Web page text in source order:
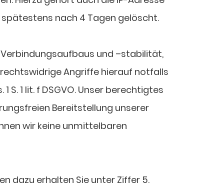
nach 4 Tagen gelöscht.
und –stabilität,
Angriffe hierauf notfalls
S. 1 lit. f DSGVO. Unser berechtigtes
Bereitstellung unserer
wir keine unmittelbaren
dazu erhalten Sie unter Ziffer 5.